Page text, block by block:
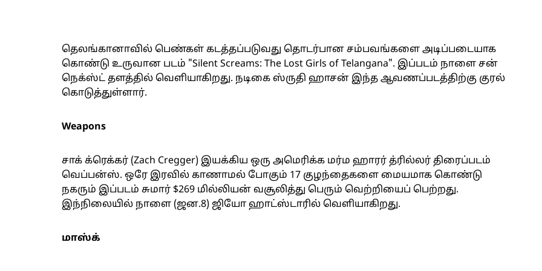
தெலங்கானாவில் பெண்கள் கடத்தப்படுவது தொடர்பான சம்பவங்களை அடிப்படையாக
கொண்டு உருவான படம் "Silent Screams: The Lost Girls of Telangana". இப்படம் நாளை சன்
நெக்ஸ்ட் தளத்தில் வெளியாகிறது. நடிகை ஸ்ருதி ஹாசன் இந்த ஆவணப்படத்திற்கு குரல்
கொடுத்துள்ளார்.
Weapons
சாக் க்ரெக்கர் (Zach Cregger) இயக்கிய ஒரு அமெரிக்க மர்ம ஹாரர் த்ரில்லர் திரைப்படம்
வெப்பன்ஸ். ஒரே இரவில் காணாமல் போகும் 17 குழந்தைகளை மையமாக கொண்டு
நகரும் இப்படம் சுமார் $269 மில்லியன் வசூலித்து பெரும் வெற்றியைப் பெற்றது.
இந்நிலையில் நாளை (ஜன.8) ஜியோ ஹாட்ஸ்டாரில் வெளியாகிறது.
மாஸ்க்